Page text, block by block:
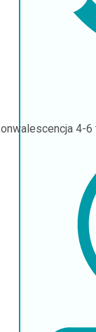
4-6